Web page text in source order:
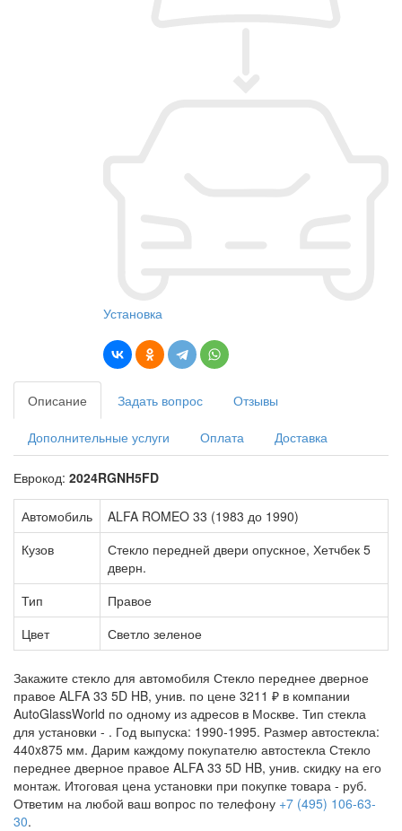
Установка
Описание Задать вопрос Отзывы
Дополнительные услуги Оплата Доставка
Еврокод: 2024RGNH5FD
Автомобиль
ALFA ROMEO 33 (1983 до 1990)
Кузов
Стекло передней двери опускное, Хетчбек 5
дверн.
Тип
Правое
Цвет
Светло зеленое
Закажите стекло для автомобиля Стекло переднее дверное
правое ALFA 33 5D HB, унив. по цене 3211 ₽ в компании
AutoGlassWorld по одному из адресов в Москве. Тип стекла
для установки - . Год выпуска: 1990-1995. Размер автостекла:
440x875 мм. Дарим каждому покупателю автостекла Стекло
переднее дверное правое ALFA 33 5D HB, унив. скидку на его
монтаж. Итоговая цена установки при покупке товара - руб.
Ответим на любой ваш вопрос по телефону +7 (495) 106-63-
30.